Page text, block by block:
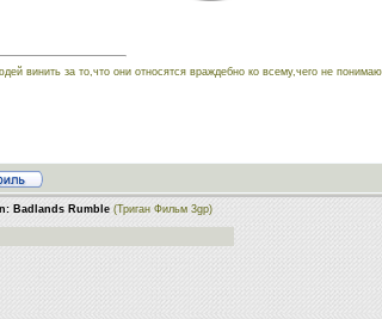
винить за то,что они относятся враждебно ко всему,чего не
Badlands Rumble (Триган Фильм 3gp)